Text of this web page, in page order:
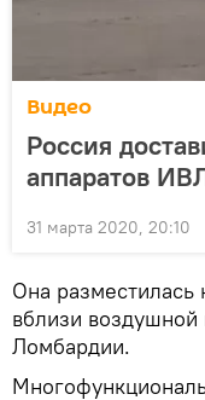
Видео
Россия
аппаратов
31 марта 2020, 20:10
Она
вблизи
Ломбардии.